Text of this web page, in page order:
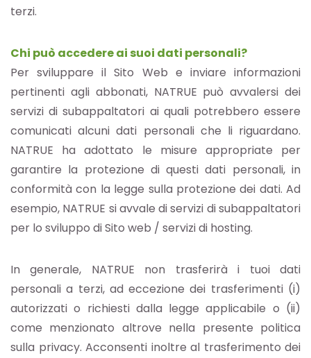
terzi.
Chi può accedere ai suoi dati personali?
Per sviluppare il Sito Web e inviare informazioni
pertinenti agli abbonati, NATRUE può avvalersi dei
servizi di subappaltatori ai quali potrebbero essere
comunicati alcuni dati personali che li riguardano.
NATRUE ha adottato le misure appropriate per
garantire la protezione di questi dati personali, in
conformità con la legge sulla protezione dei dati. Ad
esempio, NATRUE si avvale di servizi di subappaltatori
per lo sviluppo di Sito web / servizi di hosting.
In generale, NATRUE non trasferirà i tuoi dati
personali a terzi, ad eccezione dei trasferimenti (i)
autorizzati o richiesti dalla legge applicabile o (ii)
come menzionato altrove nella presente politica
sulla privacy. Acconsenti inoltre al trasferimento dei